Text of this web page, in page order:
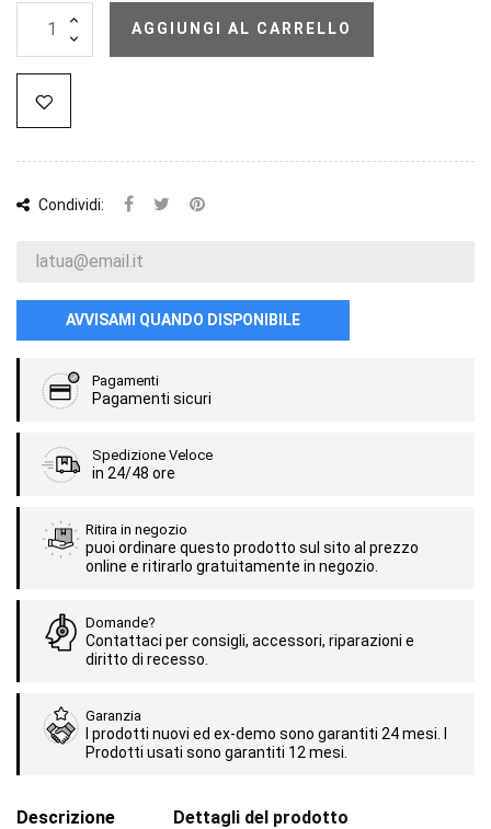
AGGIUNGI AL CARRELLO
Condividi:
AVVISAMI QUANDO DISPONIBILE
Pagamenti
Pagamenti sicuri
Spedizione Veloce
in 24/48 ore
Ritira in negozio
puoi ordinare questo prodotto sul sito al prezzo
online e ritirarlo gratuitamente in negozio.
Domande?
Contattaci per consigli, accessori, riparazioni e
diritto di recesso.
Garanzia
I prodotti nuovi ed ex-demo sono garantiti 24 mesi. I
Prodotti usati sono garantiti 12 mesi.
Descrizione Dettagli del prodotto